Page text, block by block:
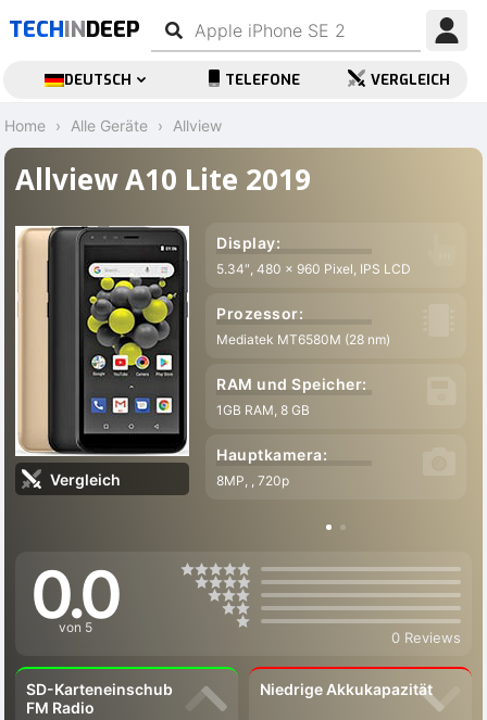
TECHINDEEP
DEUTSCH TELEFONE VERGLEICH
Home Alle Geräte Allview
Allview A10 Lite 2019
Vergleich
Display:
5.34″, 480 x 960 Pixel, IPS LCD
Prozessor:
Mediatek MT6580M (28 nm)
RAM und Speicher:
1GB RAM, 8 GB
Hauptkamera:
8MP, , 720p
0.0
von 5
0 Reviews
SD-Karteneinschub
FM Radio
Niedrige Akkukapazität